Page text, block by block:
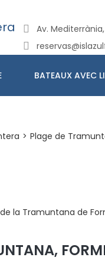
Av.
BATEAUX AVEC
> Plage de